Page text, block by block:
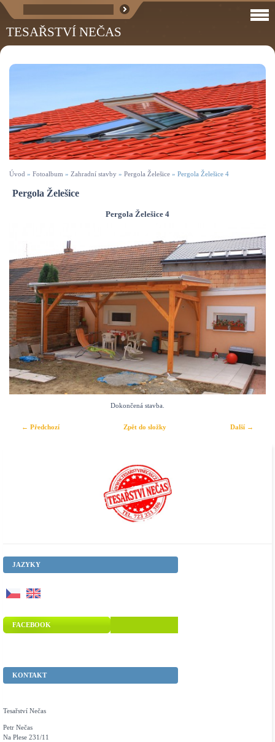
TESAŘSTVÍ NEČAS
Úvod » Fotoalbum » Zahradní stavby » Pergola Želešice » Pergola Želešice 4
Pergola Želešice
Pergola Želešice 4
Dokončená stavba.
← Předchozí Další →
Zpět do složky
JAZYKY
FACEBOOK
KONTAKT
Tesařství Nečas
Petr Nečas
Na Plese 231/11